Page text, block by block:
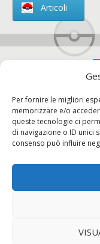
Per fornire le migliori
memorizzare e/o
queste tecnologie ci
di navigazione o ID unici
consenso può influire
Articoli
Chi